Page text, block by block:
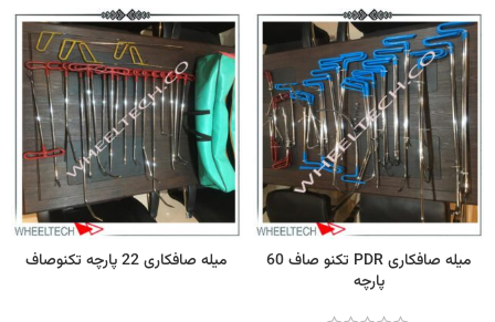
میله صافکاری PDR تکنو صاف 60
پارچه
میله صافکاری 22 پارچه تکنوصاف